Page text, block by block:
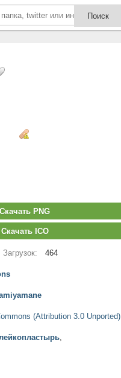
Скачать PNG
Скачать ICO
Загрузок: 464
(Attribution 3.0 Unported)
,